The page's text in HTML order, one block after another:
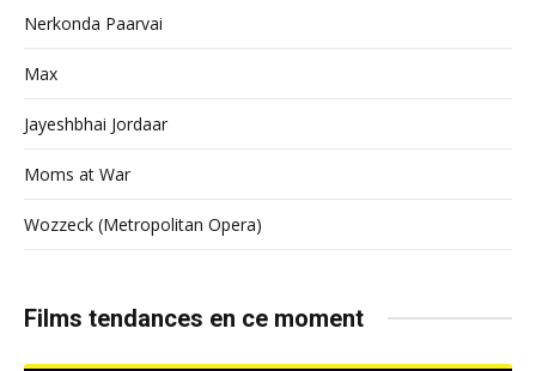
Nerkonda Paarvai
Max
Jayeshbhai Jordaar
Moms at War
Wozzeck (Metropolitan Opera)
Films tendances en ce moment